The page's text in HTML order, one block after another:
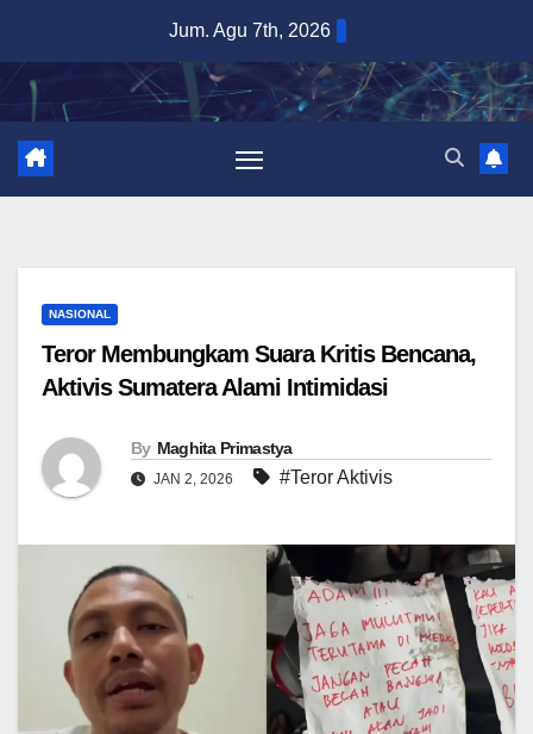
content
Jum. Agu 7th, 2026
NASIONAL
Teror Membungkam Suara Kritis Bencana,
Aktivis Sumatera Alami Intimidasi
By Maghita Primastya
JAN 2, 2026 #Teror Aktivis